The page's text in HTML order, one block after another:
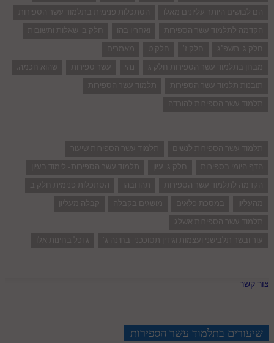
הם לבושים היותר עליונים מאלו
הסתכלות פנימית בתלמוד עשר הספירות
הקדמה לתלמוד עשר הספירות
ואחריו בהו
חלק ב' שאלות ותשובות
חלק ג' תשפ"ג
חלק ז' חלק ט
מאמרים
מבחן בתלמוד עשר הספירות חלק ג
נהי עשר ספירות
שהוא חכמה.
תובנות תלמוד עשר הספירות
תלמוד עשר הספירות
תלמוד עשר הספירות להורדה
תלמוד עשר הספירות לנשים
תלמוד עשר הספירות שיעור
הדף היומי בספירות
חלק ג' עיון
תלמוד עשר הספירות- לימוד בעיון
הקדמה לתלמוד עשר הספירות
תהו ובהו
הסתכלות פנימית חלק ב
מהעליון
במסכת כלאים מושגים בקבלה
קבלה מעליון
תלמוד עשר הספירות אשלג
עור ובשר תלבישני ועצמות וגידין תסוככני. בחינה ג'
ג וכל בחינות אלו
צור קשר
שיעורים בתלמוד עשר הספירות